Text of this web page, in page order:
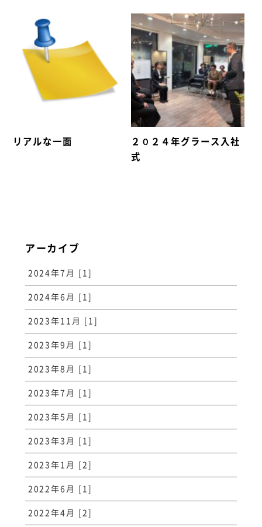
リアルな一面
２０２４年グラース入社
式
アーカイブ
2024年7月 [1]
2024年6月 [1]
2023年11月 [1]
2023年9月 [1]
2023年8月 [1]
2023年7月 [1]
2023年5月 [1]
2023年3月 [1]
2023年1月 [2]
2022年6月 [1]
2022年4月 [2]